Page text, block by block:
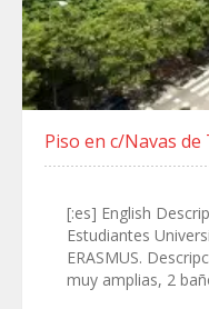
Piso en c/Navas de
[:es] English
Estudiantes
ERASMUS.
muy amplias, 2